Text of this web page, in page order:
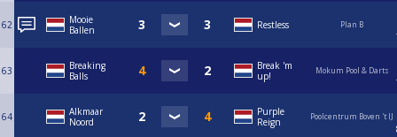
62
Mooie
Ballen
Restless Plan B
63
Breaking
Balls
Break 'm
up!
Mokum Pool & Darts
64
Alkmaar
Noord
Purple
Reign
Poolcentrum Boven 't IJ